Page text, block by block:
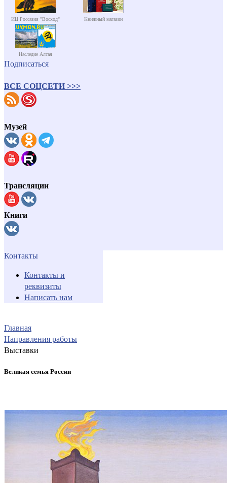
ИЦ Россазия "Восход" Книжный магазин
Наследие Алтая
Подписаться
ВСЕ СОЦСЕТИ >>>
Музей
Трансляции
Книги
Контакты
Контакты и
реквизиты
Написать нам
Главная
Направления работы
Выставки
Великая семья России